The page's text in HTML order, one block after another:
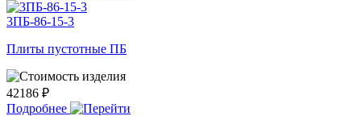
3ПБ-86-15-3
Плиты пустотные ПБ
42186 ₽
Подробнее